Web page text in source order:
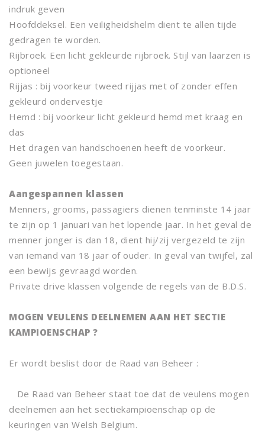
indruk geven
Hoofddeksel. Een veiligheidshelm dient te allen tijde
gedragen te worden.
Rijbroek. Een licht gekleurde rijbroek. Stijl van laarzen is
optioneel
Rijjas : bij voorkeur tweed rijjas met of zonder effen
gekleurd ondervestje
Hemd : bij voorkeur licht gekleurd hemd met kraag en
das
Het dragen van handschoenen heeft de voorkeur.
Geen juwelen toegestaan.
Aangespannen klassen
Menners, grooms, passagiers dienen tenminste 14 jaar
te zijn op 1 januari van het lopende jaar. In het geval de
menner jonger is dan 18, dient hij/zij vergezeld te zijn
van iemand van 18 jaar of ouder. In geval van twijfel, zal
een bewijs gevraagd worden.
Private drive klassen volgende de regels van de B.D.S.
MOGEN VEULENS DEELNEMEN AAN HET SECTIE
KAMPIOENSCHAP ?
Er wordt beslist door de Raad van Beheer :
De Raad van Beheer staat toe dat de veulens mogen
deelnemen aan het sectiekampioenschap op de
keuringen van Welsh Belgium.